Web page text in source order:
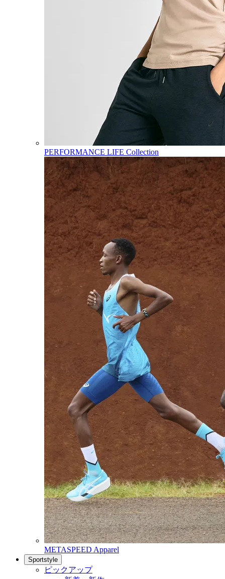
PERFORMANCE LIFE Collection
METASPEED Apparel
Sportstyle
ピックアップ